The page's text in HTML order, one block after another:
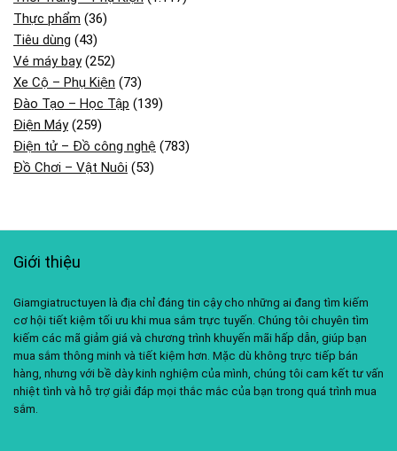
Thực phẩm (36)
Tiêu dùng (43)
Vé máy bay(252)
Xe Cộ – Phụ Kiện (73)
Đào Tạo – Học Tập (139)
Điện Máy(259)
Điện tử – Đồ công nghệ (783)
Đồ Chơi – Vật Nuôi (53)
Giới thiệu
Giamgiatructuyen là địa chỉ đáng tin cậy cho những ai đang tìm kiếm
cơ hội tiết kiệm tối ưu khi mua sắm trực tuyến. Chúng tôi chuyên tìm
kiếm các mã giảm giá và chương trình khuyến mãi hấp dẫn, giúp bạn
mua sắm thông minh và tiết kiệm hơn. Mặc dù không trực tiếp bán
hàng, nhưng với bề dày kinh nghiệm của mình, chúng tôi cam kết tư vấn
nhiệt tình và hỗ trợ giải đáp mọi thắc mắc của bạn trong quá trình mua
sắm.